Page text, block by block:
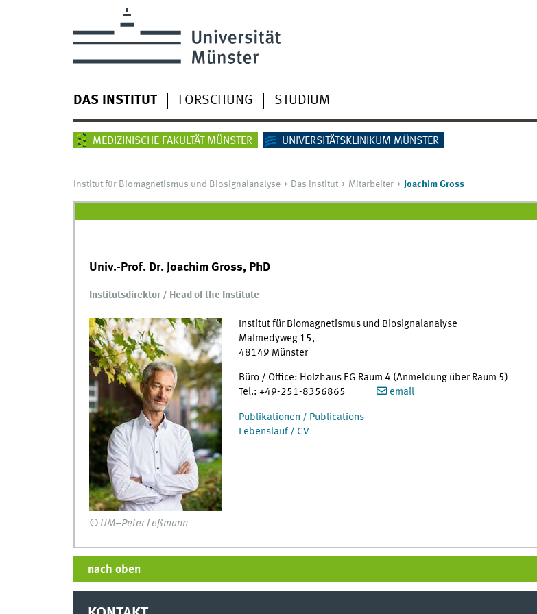
DAS INSTITUT FORSCHUNG STUDIUM
MEDIZINISCHE FAKULTÄT MÜNSTER UNIVERSITÄTSKLINIKUM MÜNSTER
Institut für Biomagnetismus und Biosignalanalyse Das Institut Mitarbeiter Joachim Gross
Univ.-Prof. Dr. Joachim Gross, PhD
Institutsdirektor / Head of the Institute
© UM–Peter Leßmann
Institut für Biomagnetismus und Biosignalanalyse
Malmedyweg 15,
48149 Münster
Büro / Office: Holzhaus EG Raum 4 (Anmeldung über Raum 5)
Tel.: +49-251-8356865
email
Publikationen / Publications
Lebenslauf / CV
nach oben